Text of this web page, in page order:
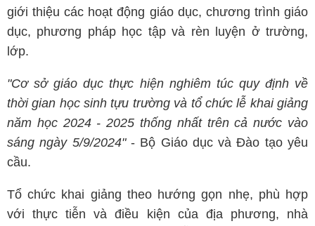
giới thiệu các hoạt động giáo dục, chương trình giáo
dục, phương pháp học tập và rèn luyện ở trường,
lớp.
"Cơ sở giáo dục thực hiện nghiêm túc quy định về
thời gian học sinh tựu trường và tổ chức lễ khai giảng
năm học 2024 - 2025 thống nhất trên cả nước vào
sáng ngày 5/9/2024"- Bộ Giáo dục và Đào tạo yêu
cầu.
Tổ chức khai giảng theo hướng gọn nhẹ, phù hợp
với thực tiễn và điều kiện của địa phương, nhà